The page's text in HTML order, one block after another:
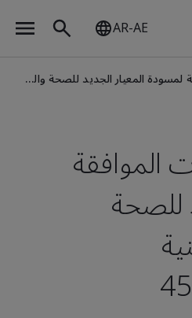
AR-AE
الجديد للصحة والسلامة المهنية آيزو 45001.2:2015
الموافقة
للصحة